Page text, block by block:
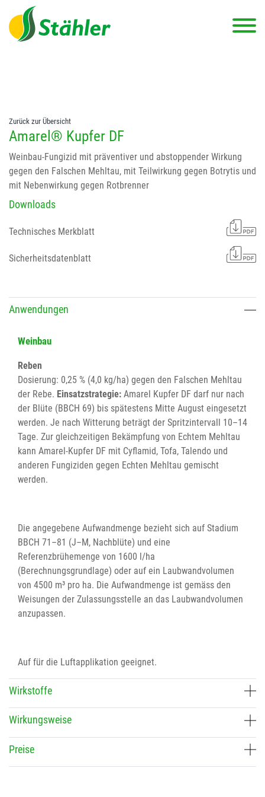
string(78) "Test 12 {FONT:12} // Dosierungen: test 123 dfasdf
asdfW134 245 34" string(62) "Test 12 {FONT:12} Dosierungen: test
123 dfasdf asdfW134 245 34"
Zurück zur Übersicht
Amarel® Kupfer DF
Weinbau-Fungizid mit präventiver und abstoppender Wirkung
gegen den Falschen Mehltau, mit Teilwirkung gegen Botrytis und
mit Nebenwirkung gegen Rotbrenner
Downloads
Technisches Merkblatt
Sicherheitsdatenblatt
Anwendungen
Weinbau
Reben
Dosierung: 0,25 % (4,0 kg/ha) gegen den Falschen Mehltau
der Rebe. Einsatzstrategie: Amarel Kupfer DF darf nur nach
der Blüte (BBCH 69) bis spätestens Mitte August eingesetzt
werden. Je nach Witterung beträgt der Spritzintervall 10–14
Tage. Zur gleichzeitigen Bekämpfung von Echtem Mehltau
kann Amarel-Kupfer DF mit Cyflamid, Tofa, Talendo und
anderen Fungiziden gegen Echten Mehltau gemischt
werden.
Die angegebene Aufwandmenge bezieht sich auf Stadium
BBCH 71–81 (J–M, Nachblüte) und eine
Referenzbrühemenge von 1600 l/ha
(Berechnungsgrundlage) oder auf ein Laubwandvolumen
von 4500 m³ pro ha. Die Aufwandmenge ist gemäss den
Weisungen der Zulassungsstelle an das Laubwandvolumen
anzupassen.
Auf für die Luftapplikation geeignet.
Wirkstoffe
Wirkungsweise
Preise